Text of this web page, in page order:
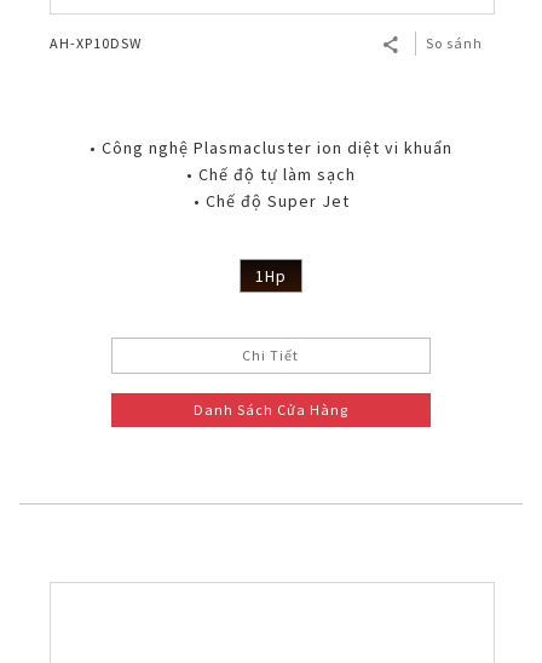
AH-XP10DSW So sánh
• Công nghệ Plasmacluster ion diệt vi khuẩn
• Chế độ tự làm sạch
• Chế độ Super Jet
1Hp
Chi Tiết
Danh Sách Cửa Hàng